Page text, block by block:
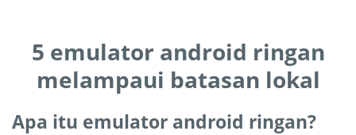
5 emulator android ringan
melampaui batasan lokal
Apa itu emulator android ringan?